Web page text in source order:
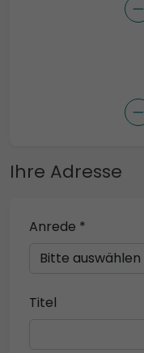
Ihre Adresse
Anrede *
Titel